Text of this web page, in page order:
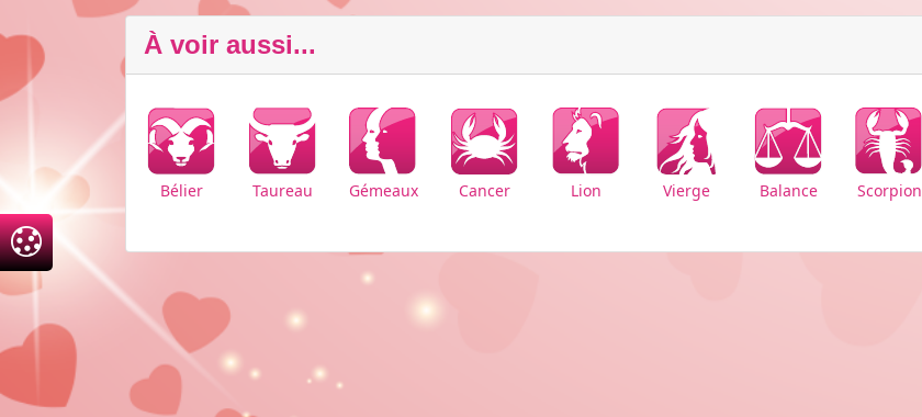
À voir aussi...
Bélier Taureau Gémeaux Cancer Lion Vierge Balance Scorpion